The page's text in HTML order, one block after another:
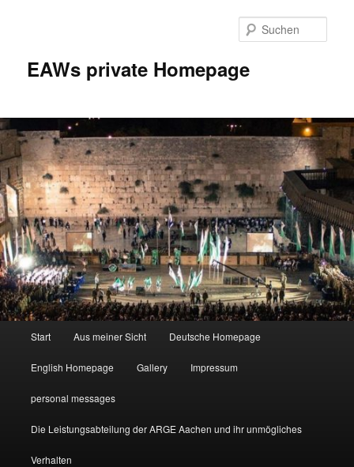
EAWs private Homepage
Start Aus meiner Sicht Deutsche Homepage
English Homepage Gallery Impressum
personal messages
Die Leistungsabteilung der ARGE Aachen und ihr unmögliches
Verhalten